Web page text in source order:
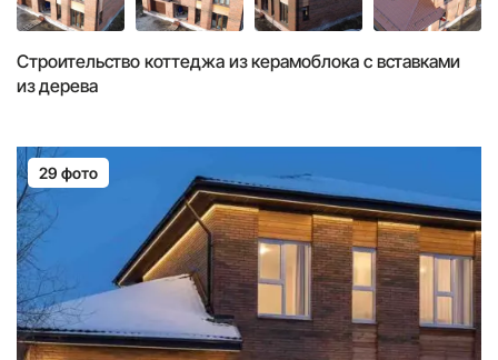
Строительство коттеджа из керамоблока с вставками
из дерева
29